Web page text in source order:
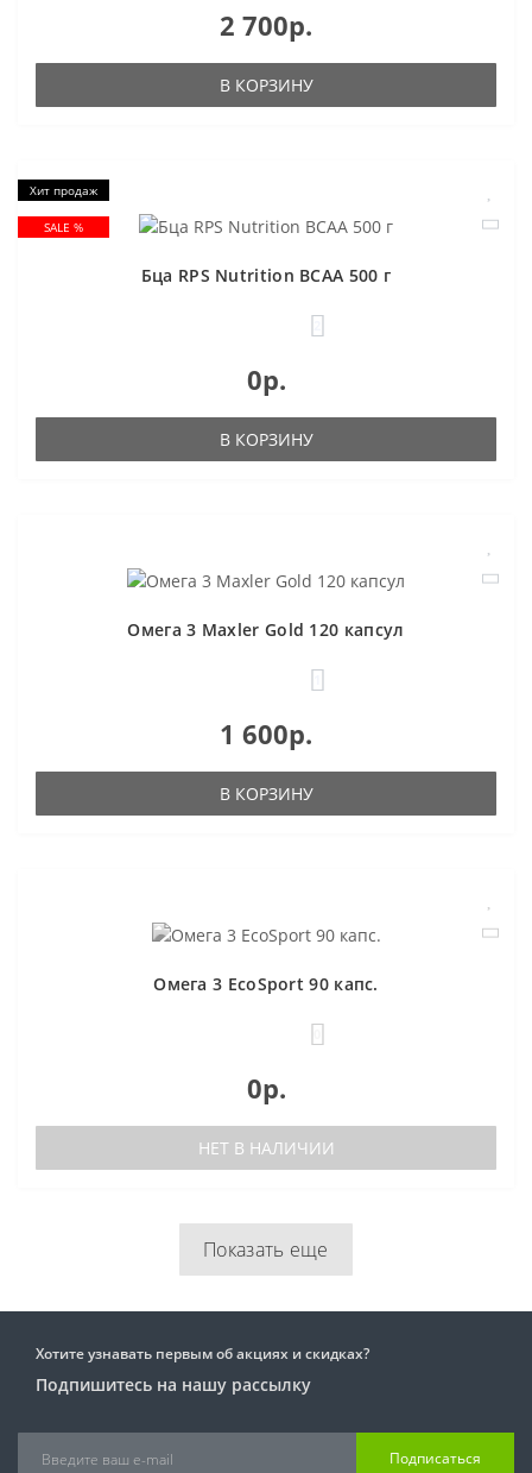
2 700р.
В КОРЗИНУ
Хит продаж
SALE %
Бца RPS Nutrition BCAA 500 г
0р.
В КОРЗИНУ
Омега 3 Maxler Gold 120 капсул
1 600р.
В КОРЗИНУ
Омега 3 EcoSport 90 капс.
0р.
НЕТ В НАЛИЧИИ
Показать еще
Хотите узнавать первым об акциях и скидках?
Подпишитесь на нашу рассылку
Подписаться